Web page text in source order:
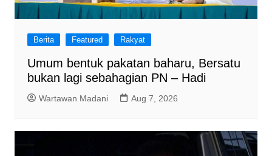
Berita Featured Rakyat
Umum bentuk pakatan baharu, Bersatu
bukan lagi sebahagian PN – Hadi
Wartawan Madani Aug 7, 2026